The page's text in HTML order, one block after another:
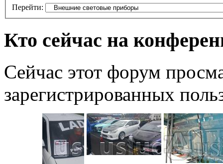
Перейти:
Кто сейчас на
Сейчас этот форум
зарегистрированных